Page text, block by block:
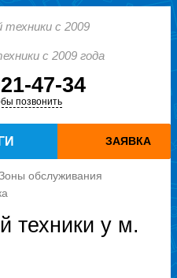
с 2009 года
47-34
позвонить
ЗАЯВКА
обслуживания
техники у м.